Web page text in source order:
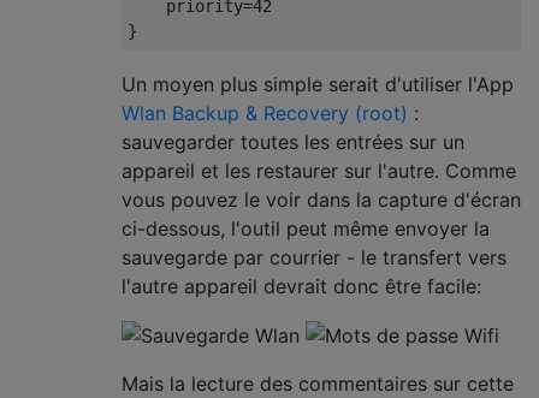
    priority=42
Un moyen plus simple serait d'utiliser l'App
Wlan Backup & Recovery (root) :
sauvegarder toutes les entrées sur un
appareil et les restaurer sur l'autre. Comme
vous pouvez le voir dans la capture d'écran
ci-dessous, l'outil peut même envoyer la
sauvegarde par courrier - le transfert vers
l'autre appareil devrait donc être facile:
Mais la lecture des commentaires sur cette